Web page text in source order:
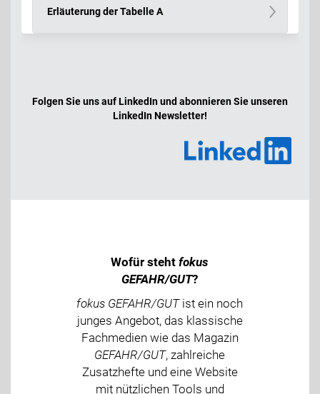
Erläuterung der Tabelle A
Folgen Sie uns auf LinkedIn und abonnieren Sie unseren
LinkedIn Newsletter!
Wofür stehtfokus
GEFAHR/GUT?
fokus GEFAHR/GUTist ein noch
junges Angebot, das klassische
Fachmedien wie das Magazin
GEFAHR/GUT, zahlreiche
Zusatzhefte und eine Website
mit nützlichen Tools und